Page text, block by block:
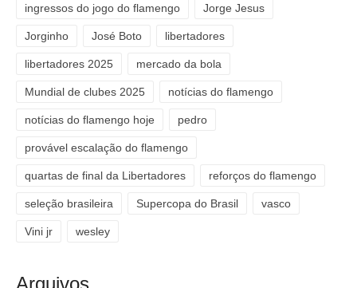
ingressos do jogo do flamengo Jorge Jesus
Jorginho José Boto libertadores
libertadores 2025 mercado da bola
Mundial de clubes 2025 notícias do flamengo
notícias do flamengo hoje pedro
provável escalação do flamengo
quartas de final da Libertadores reforços do flamengo
seleção brasileira Supercopa do Brasil vasco
Vini jr wesley
Arquivos